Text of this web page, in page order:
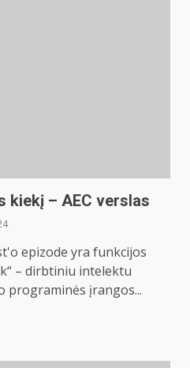
kiekį – AEC verslas
epizode yra funkcijos
– dirbtiniu intelektu
programinės įrangos...